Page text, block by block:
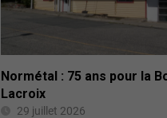
Normétal : 75 ans pour la
Lacroix
29 juillet 2026